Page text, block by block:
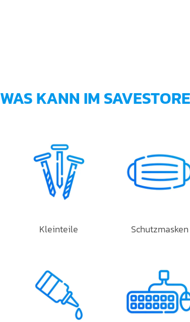
WAS KANN IM
Kleinteile Schutzmasken